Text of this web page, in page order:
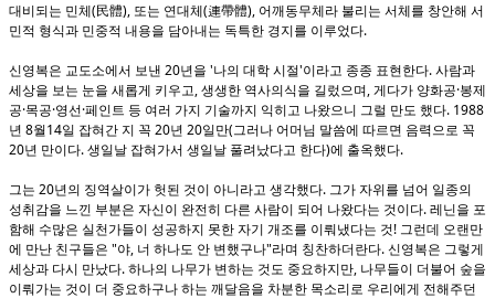
대비되는 민체 ( 民體), 또는 연대체 (連帶體), 어깨동무체라 불리는 서체를 창안해 서
민적 형식과 민중적 내용을 담아내는 독특한 경지를 이루었다.
신영복은 교도소에서 보낸 20년을 '나의 대학 시절'이라고 종종 표현한다. 사람과
세상을 보는 눈을 새롭게 키우고, 생생한 역사의식을 길렀으며 , 게다가 양화공·봉제
공·목공·영선·페인트 등 여러 가지 기술까지 익히고 나왔으니 그럴 만도 했다. 1988
년 8월 14일 잡혀간 지 꼭 20년 20일만(그러나 어머님 말씀에 따르면 음력으로 꼭
20년 만이다. 생일날 잡혀가서 생일날 풀려났다고 한다)에 출옥했다.
그는 20년의 징역살이가 헛된 것이 아니라고 생각했다. 그가 자위를 넘어 일종의
성취감을 느낀 부분은 자신이 완전히 다른 사람이 되어 나왔다는 것이다. 레닌을 포
함해 수많은 실천가들이 성공하지 못한 자기 개조를 이뤄냈다는 것! 그런데 오랜만
에 만난 친구들은 "야, 너 하나도 안 변했구나"라며 칭찬하더란다. 신영복은 그렇게
세상과 다시 만났다. 하나의 나무가 변하는 것도 중요하지만, 나무들이 더불어 숲을
이뤄가는 것이 더 중요하구나 하는 깨달음을 차분한 목소리로 우리에게 전해주던